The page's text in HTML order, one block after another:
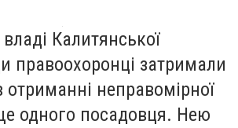
Калитянської
правоохоронці затримали
отриманні неправомірної
одного посадовця. Нею